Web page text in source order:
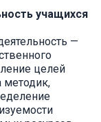
учащихся
—
целей
методик,